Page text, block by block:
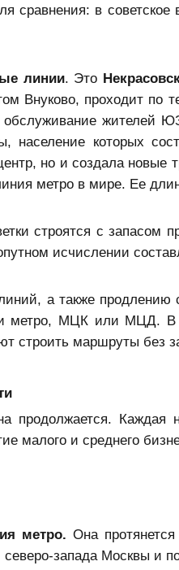
сравнения: в
линии. Это
Внуково, проходит
обслуживание
население которых
но и создала
метро в мире. Ее
строятся с запасом
исчислении
а также
метро, МЦК или МЦД. В
строить маршруты без
продолжается.
малого и среднего
метро. Она
запада Москвы и